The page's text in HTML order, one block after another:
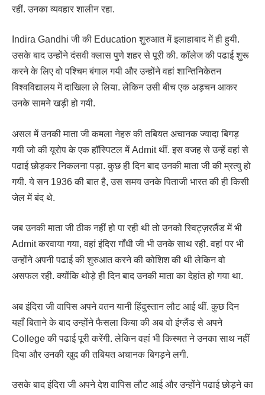
रहीं. उनका व्यवहार शालीन रहा.
Indira Gandhi जी की Education शुरुआत में इलाहाबाद में ही हुयी.
उसके बाद उन्होंने दंसवी क्लास पुणे शहर से पूरी की. कॉलेज की पढाई शुरू
करने के लिए वो पश्चिम बंगाल गयी और उन्होंने वहां शान्तिनिकेतन
विश्वविद्यालय में दाखिला ले लिया. लेकिन उसी बीच एक अड़चन आकर
उनके सामने खड़ी हो गयी.
असल में उनकी माता जी कमला नेहरु की तबियत अचानक ज्यादा बिगड़
गयी जो की यूरोप के एक हॉस्पिटल में Admit थीं. इस वजह से उन्हें वहां से
पढाई छोड़कर निकलना पड़ा. कुछ ही दिन बाद उनकी माता जी की म्रत्यु हो
गयी. ये सन 1936 की बात है, उस समय उनके पिताजी भारत की ही किसी
जेल में बंद थे.
जब उनकी माता जी ठीक नहीं हो पा रही थी तो उनको स्विट्ज़रलैंड में भी
Admit करवाया गया, वहां इंदिरा गाँधी जी भी उनके साथ रही. वहां पर भी
उन्होंने अपनी पढाई की शुरुआत करने की कोशिश की थी लेकिन वो
असफल रही. क्योंकि थोड़े ही दिन बाद उनकी माता का देहांत हो गया था.
अब इंदिरा जी वापिस अपने वतन यानी हिंदुस्तान लौट आई थीं. कुछ दिन
यहाँ बिताने के बाद उन्होंने फैसला किया की अब वो इंग्लैंड से अपने
College की पढाई पूरी करेंगी. लेकिन वहां भी किस्मत ने उनका साथ नहीं
दिया और उनकी खुद की तबियत अचानक बिगड़ने लगी.
उसके बाद इंदिरा जी अपने देश वापिस लौट आई और उन्होंने पढाई छोड़ने का